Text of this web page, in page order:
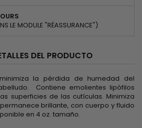
LE MODULE "RÉASSURANCE")
DEL PRODUCTO
la pérdida de humedad del
Contiene emolientes lipófilos
superficies de las cutículas. Minimiza
permanece brillante, con cuerpo y fluido
en 4 oz. tamaño.